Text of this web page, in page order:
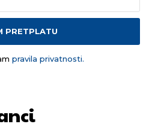
PRETPLATU
pravila privatnosti.